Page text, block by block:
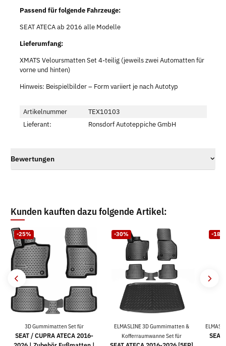
Passend für folgende Fahrzeuge:
SEAT ATECA ab 2016 alle Modelle
Lieferumfang:
XMATS Veloursmatten Set 4-teilig (jeweils zwei Automatten für
vorne und hinten)
Hinweis: Beispielbilder – Form variiert je nach Autotyp
Artikelnummer
TEX10103
Lieferant:
Ronsdorf Autoteppiche GmbH
Bewertungen
Kunden kauften dazu folgende Artikel:
-25%
3D Gummimatten Set für
SEAT / CUPRA ATECA 2016-
-30%
ELMASLINE 3D Gummimatten &
Kofferraumwanne Set für
-18%